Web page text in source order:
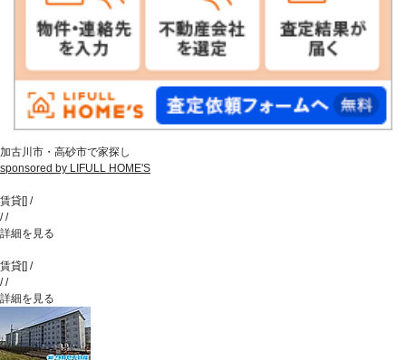
加古川市・高砂市で家探し
sponsored by LIFULL HOME'S
賃貸[] /
//
詳細を見る
賃貸[] /
//
詳細を見る